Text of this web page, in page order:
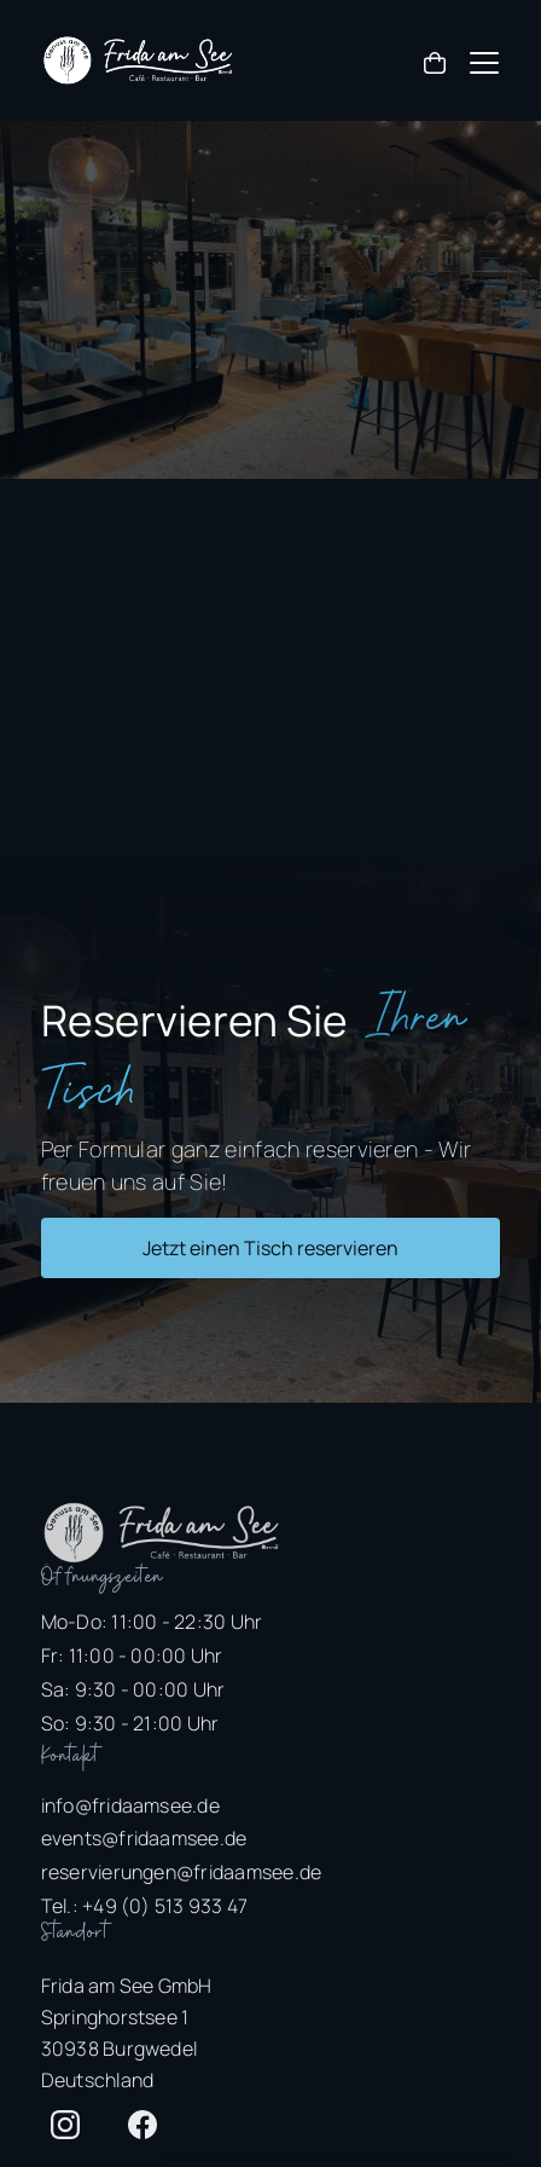
Speisekarte
Reservieren Sie Ihren
Tisch
Per Formular ganz einfach reservieren - Wir
freuen uns auf Sie!
Jetzt einen Tisch reservieren
Öffnungszeiten
Mo-Do: 11:00 - 22:30 Uhr
Fr: 11:00 - 00:00 Uhr
Sa: 9:30 - 00:00 Uhr
So: 9:30 - 21:00 Uhr
Kontakt
info@fridaamsee.de
events@fridaamsee.de
reservierungen@fridaamsee.de
Tel.: +49 (0) 513 933 47
Standort
Frida am See GmbH
Springhorstsee 1
30938 Burgwedel
Deutschland